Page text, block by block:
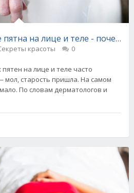
на лице и теле - почему
красоты 0
на лице и теле часто
мол, старость пришла. На самом
По словам дерматологов и